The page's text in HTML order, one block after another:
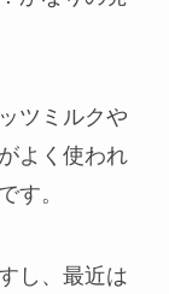
ツミルクや
よく使われ
す。
し、最近は